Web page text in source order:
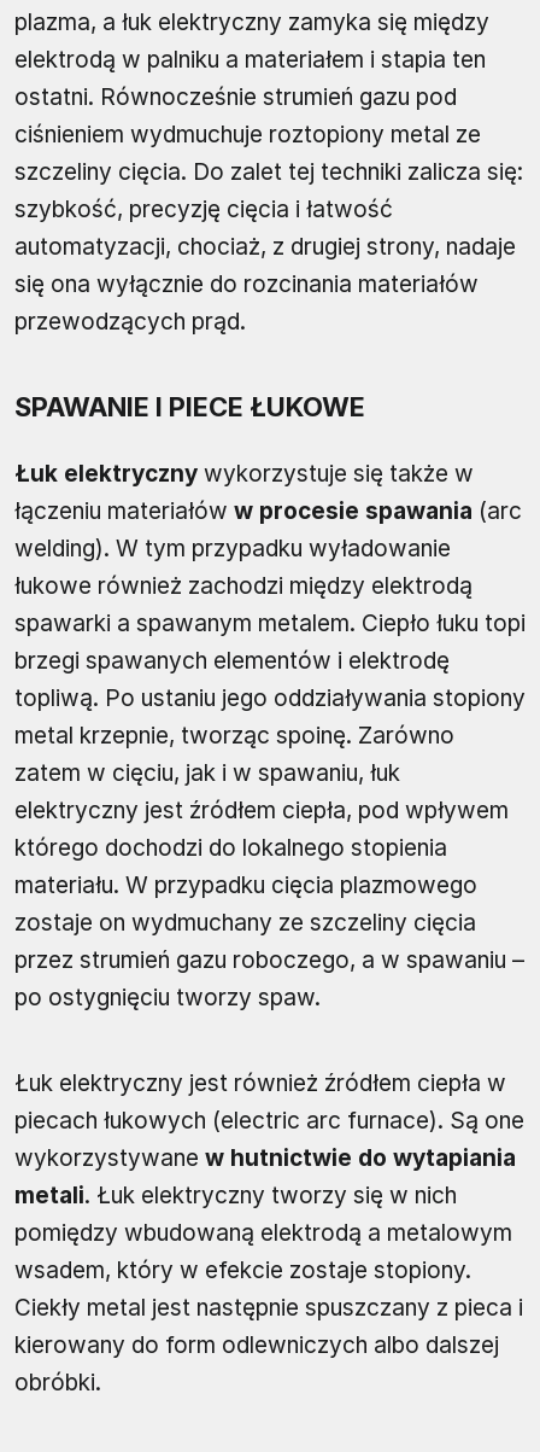
plazma, a łuk elektryczny zamyka się między
elektrodą w palniku a materiałem i stapia ten
ostatni. Równocześnie strumień gazu pod
ciśnieniem wydmuchuje roztopiony metal ze
szczeliny cięcia. Do zalet tej techniki zalicza się:
szybkość, precyzję cięcia i łatwość
automatyzacji, chociaż, z drugiej strony, nadaje
się ona wyłącznie do rozcinania materiałów
przewodzących prąd.
SPAWANIE I PIECE ŁUKOWE
Łuk elektryczny wykorzystuje się także w
łączeniu materiałów w procesie spawania (arc
welding). W tym przypadku wyładowanie
łukowe również zachodzi między elektrodą
spawarki a spawanym metalem. Ciepło łuku topi
brzegi spawanych elementów i elektrodę
topliwą. Po ustaniu jego oddziaływania stopiony
metal krzepnie, tworząc spoinę. Zarówno
zatem w cięciu, jak i w spawaniu, łuk
elektryczny jest źródłem ciepła, pod wpływem
którego dochodzi do lokalnego stopienia
materiału. W przypadku cięcia plazmowego
zostaje on wydmuchany ze szczeliny cięcia
przez strumień gazu roboczego, a w spawaniu –
po ostygnięciu tworzy spaw.
Łuk elektryczny jest również źródłem ciepła w
piecach łukowych (electric arc furnace). Są one
wykorzystywane w hutnictwie do wytapiania
metali. Łuk elektryczny tworzy się w nich
pomiędzy wbudowaną elektrodą a metalowym
wsadem, który w efekcie zostaje stopiony.
Ciekły metal jest następnie spuszczany z pieca i
kierowany do form odlewniczych albo dalszej
obróbki.